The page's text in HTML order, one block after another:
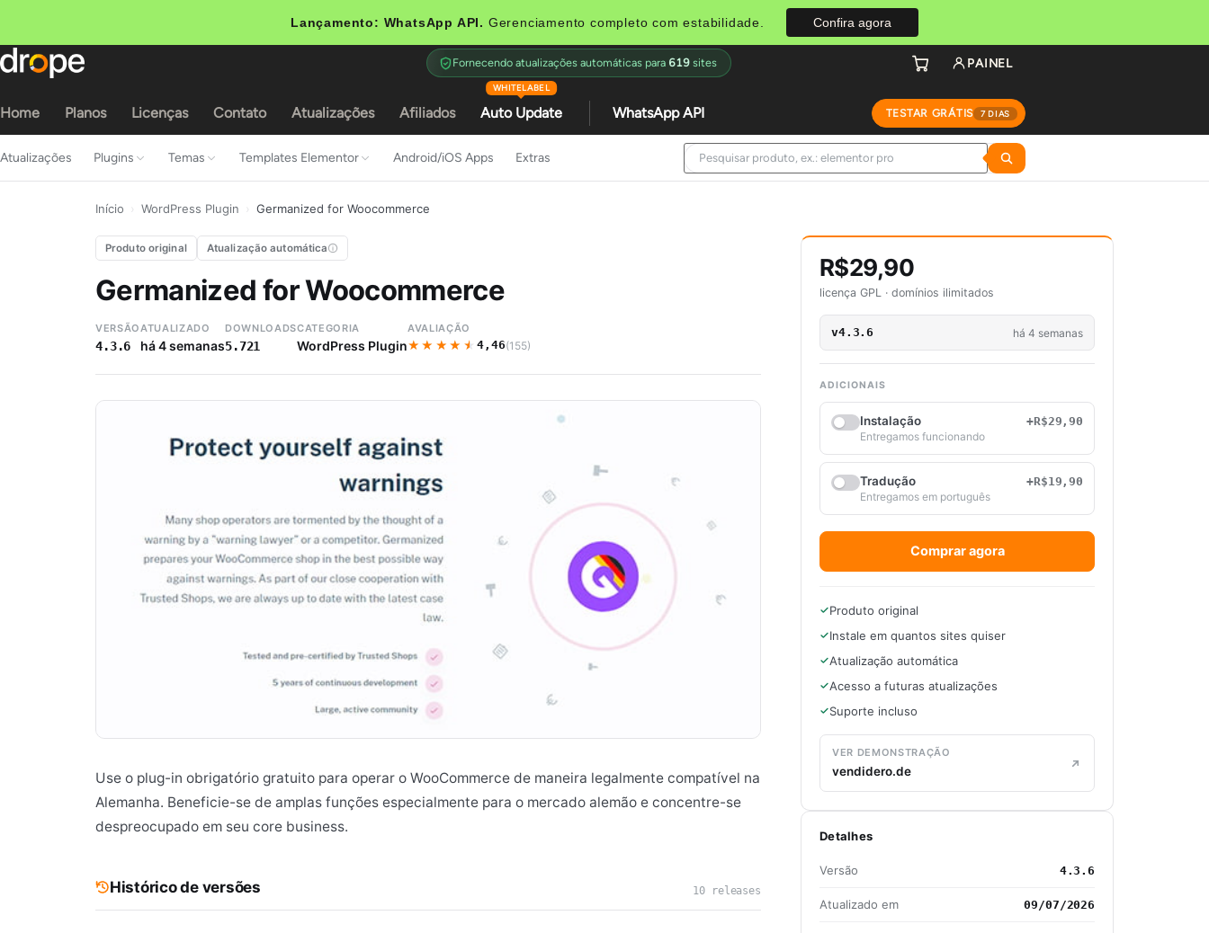
Lançamento: WhatsApp API. Gerenciamento completo com estabilidade. Confira agora
Home Planos Licenças Contato Atualizações Afiliados Auto Update
WHITELABEL
WhatsApp API TESTAR GRÁTIS 7 DIAS
Fornecendo atualizações automáticas para 619 sites PAINEL
Atualizações Plugins Temas Templates Elementor Android/iOS Apps Extras
Início WordPress Plugin Germanized for Woocommerce
Produto original Atualização automática
Germanized for Woocommerce
VERSÃO
4.3.6
ATUALIZADO
há 4 semanas
DOWNLOADS
5.721
CATEGORIA
WordPress Plugin
AVALIAÇÃO
★★★★★
★★★★★4,46(155)
Use o plug-in obrigatório gratuito para operar o WooCommerce de maneira legalmente compatível na
Alemanha. Beneficie-se de amplas funções especialmente para o mercado alemão e concentre-se
despreocupado em seu core business.
Histórico de versões 10 releases
R$29,90
licença GPL · domínios ilimitados
v4.3.6 há 4 semanas
ADICIONAIS
Instalação
+R$29,90
Entregamos funcionando
Tradução
+R$19,90
Entregamos em português
Comprar agora
Produto original
Instale em quantos sites quiser
Atualização automática
Acesso a futuras atualizações
Suporte incluso
VER DEMONSTRAÇÃO
vendidero.de
Detalhes
Versão 4.3.6
Atualizado em 09/07/2026